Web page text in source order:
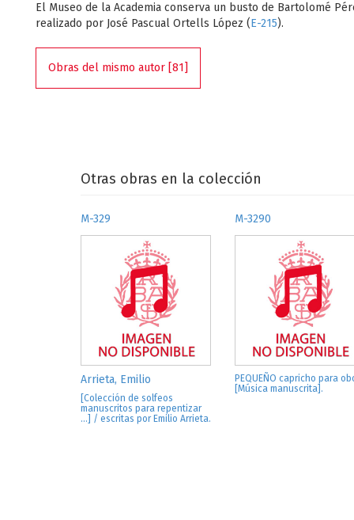
El Museo de la Academia conserva un busto de Bartolomé
realizado por José Pascual Ortells López (E-215).
Obras del mismo autor [81]
Otras obras en la colección
M-329
Arrieta, Emilio
[Colección de solfeos
manuscritos para repentizar
...] / escritas por Emilio Arrieta.
M-3290
PEQUEÑO capricho para
[Música manuscrita].